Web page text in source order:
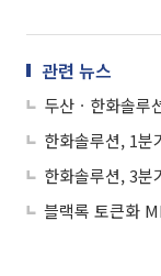
관련 뉴스
두산ㆍ한화솔루
한화솔루션, 3분
블랙록 토큰화